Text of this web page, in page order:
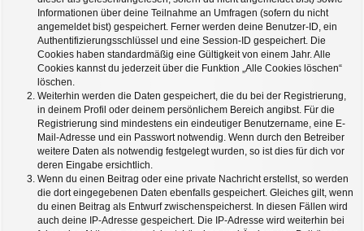
Informationen über deine Teilnahme an Umfragen (sofern du nicht
angemeldet bist) gespeichert. Ferner werden deine Benutzer-ID, ein
Authentifizierungsschlüssel und eine Session-ID gespeichert. Die
Cookies haben standardmäßig eine Gültigkeit von einem Jahr. Alle
Cookies kannst du jederzeit über die Funktion „Alle Cookies löschen“
löschen.
Weiterhin werden die Daten gespeichert, die du bei der Registrierung,
in deinem Profil oder deinem persönlichem Bereich angibst. Für die
Registrierung sind mindestens ein eindeutiger Benutzername, eine E-
Mail-Adresse und ein Passwort notwendig. Wenn durch den Betreiber
weitere Daten als notwendig festgelegt wurden, so ist dies für dich vor
deren Eingabe ersichtlich.
Wenn du einen Beitrag oder eine private Nachricht erstellst, so werden
die dort eingegebenen Daten ebenfalls gespeichert. Gleiches gilt, wenn
du einen Beitrag als Entwurf zwischenspeicherst. In diesen Fällen wird
auch deine IP-Adresse gespeichert. Die IP-Adresse wird weiterhin bei